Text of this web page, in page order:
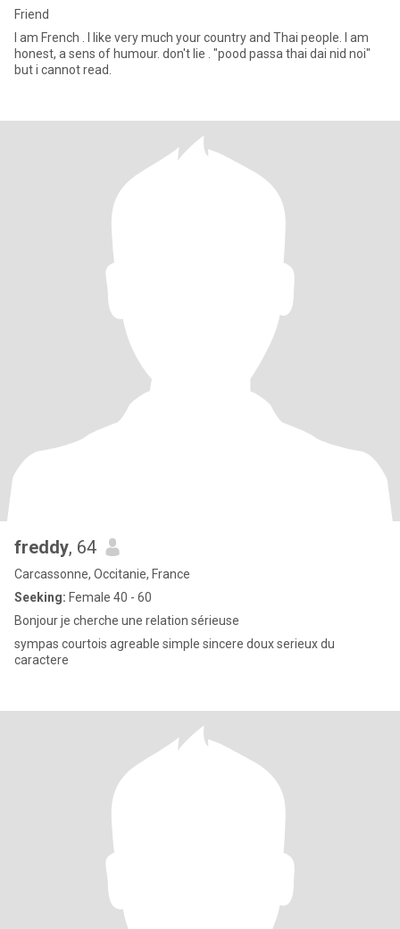
Friend
I am French . I like very much your country and Thai people. I am
honest, a sens of humour. don't lie . "pood passa thai dai nid noi"
but i cannot read.
freddy, 64
Carcassonne, Occitanie, France
Seeking: Female 40 - 60
Bonjour je cherche une relation sérieuse
sympas courtois agreable simple sincere doux serieux du
caractere